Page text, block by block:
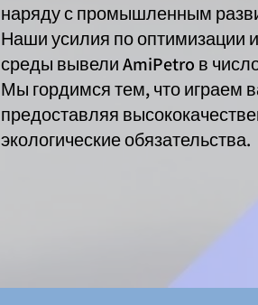
наряду с промышленным
Наши усилия по оптимизации
среды вывели AmiPetro в
Мы гордимся тем, что играем
предоставляя
экологические обязательства.